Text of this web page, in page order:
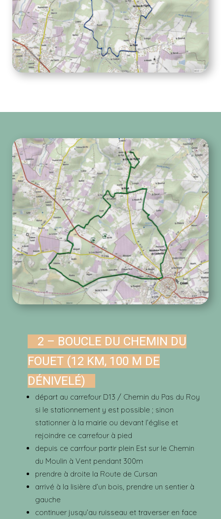
2 – BOUCLE DU CHEMIN DU
FOUET (12 KM, 100 M DE
DÉNIVELÉ)
départ au carrefour D13 / Chemin du Pas du Roy
si le stationnement y est possible ; sinon
stationner à la mairie ou devant l’église et
rejoindre ce carrefour à pied
depuis ce carrfour partir plein Est sur le Chemin
du Moulin à Vent pendant 300m
prendre à droite la Route de Cursan
arrivé à la lisière d’un bois, prendre un sentier à
gauche
continuer jusqu’au ruisseau et traverser en face